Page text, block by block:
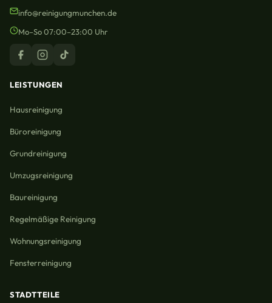
info@reinigungmunchen.de
Mo–So 07:00–23:00 Uhr
LEISTUNGEN
Hausreinigung
Büroreinigung
Grundreinigung
Umzugsreinigung
Baureinigung
Regelmäßige Reinigung
Wohnungsreinigung
Fensterreinigung
STADTTEILE